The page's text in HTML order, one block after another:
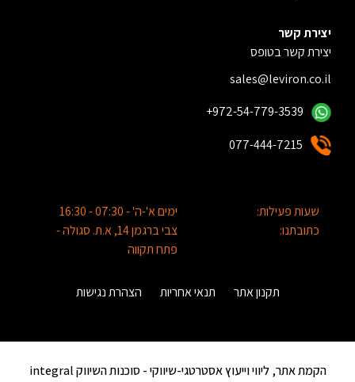
יצירת קשר
יצירת קשר בטופס
sales@leviron.co.il
+972-54-779-3539
077-444-7215
שעות פעילות:
ימים א'-ה' - 07:30 - 16:30
כתובתנו:
צבי ברגמן 14, א.ת. סגולה -
פתח תקווה
תקנון אתר תנאי אחריות הצהרת נגישות
הקמת אתר, ליווי וייעוץ אסטרטגי-שיווקי -סוכנות השיווק integral